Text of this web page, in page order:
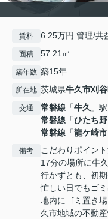
賃料 6.25万円 管理/共
面積 57.21㎡
築年数 築15年
所在地 茨城県牛久市刈
交通 常磐線 「牛久 」
常磐線 「ひたち野
常磐線 「龍ケ崎市
備考
こだわりポイン
17分の場所に牛
行かずとも、初
忙しい日でもゴ
地内にゴミ置き
久市地域の不動